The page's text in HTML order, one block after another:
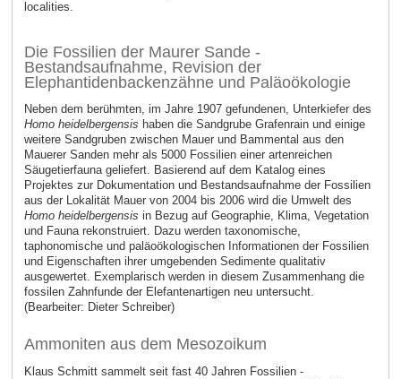
localities.
Die Fossilien der Maurer Sande -
Bestandsaufnahme, Revision der
Elephantidenbackenzähne und Paläoökologie
Neben dem berühmten, im Jahre 1907 gefundenen, Unterkiefer des
Homo heidelbergensis haben die Sandgrube Grafenrain und einige
weitere Sandgruben zwischen Mauer und Bammental aus den
Mauerer Sanden mehr als 5000 Fossilien einer artenreichen
Säugetierfauna geliefert. Basierend auf dem Katalog eines
Projektes zur Dokumentation und Bestandsaufnahme der Fossilien
aus der Lokalität Mauer von 2004 bis 2006 wird die Umwelt des
Homo heidelbergensis in Bezug auf Geographie, Klima, Vegetation
und Fauna rekonstruiert. Dazu werden taxonomische,
taphonomische und paläoökologischen Informationen der Fossilien
und Eigenschaften ihrer umgebenden Sedimente qualitativ
ausgewertet. Exemplarisch werden in diesem Zusammenhang die
fossilen Zahnfunde der Elefantenartigen neu untersucht.
(Bearbeiter: Dieter Schreiber)
Ammoniten aus dem Mesozoikum
Klaus Schmitt sammelt seit fast 40 Jahren Fossilien -